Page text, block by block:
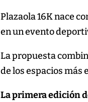
Plazaola 16K nace
en un evento
La propuesta
de los espacios más
La primera edición